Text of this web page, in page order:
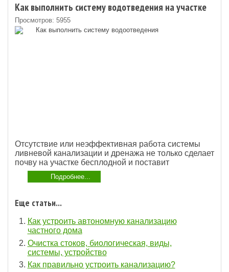
Как выполнить систему водотведения на участке
Просмотров: 5955
Отсутствие или неэффективная работа системы
ливневой канализации и дренажа не только сделает
почву на участке бесплодной и поставит
Подробнее...
Еще статьи...
Как устроить автономную канализацию
частного дома
Очистка стоков, биологическая, виды,
системы, устройство
Как правильно устроить канализацию?